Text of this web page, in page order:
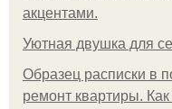
акцентами.
Уютная двушка для
Образец расписки в
ремонт квартиры.